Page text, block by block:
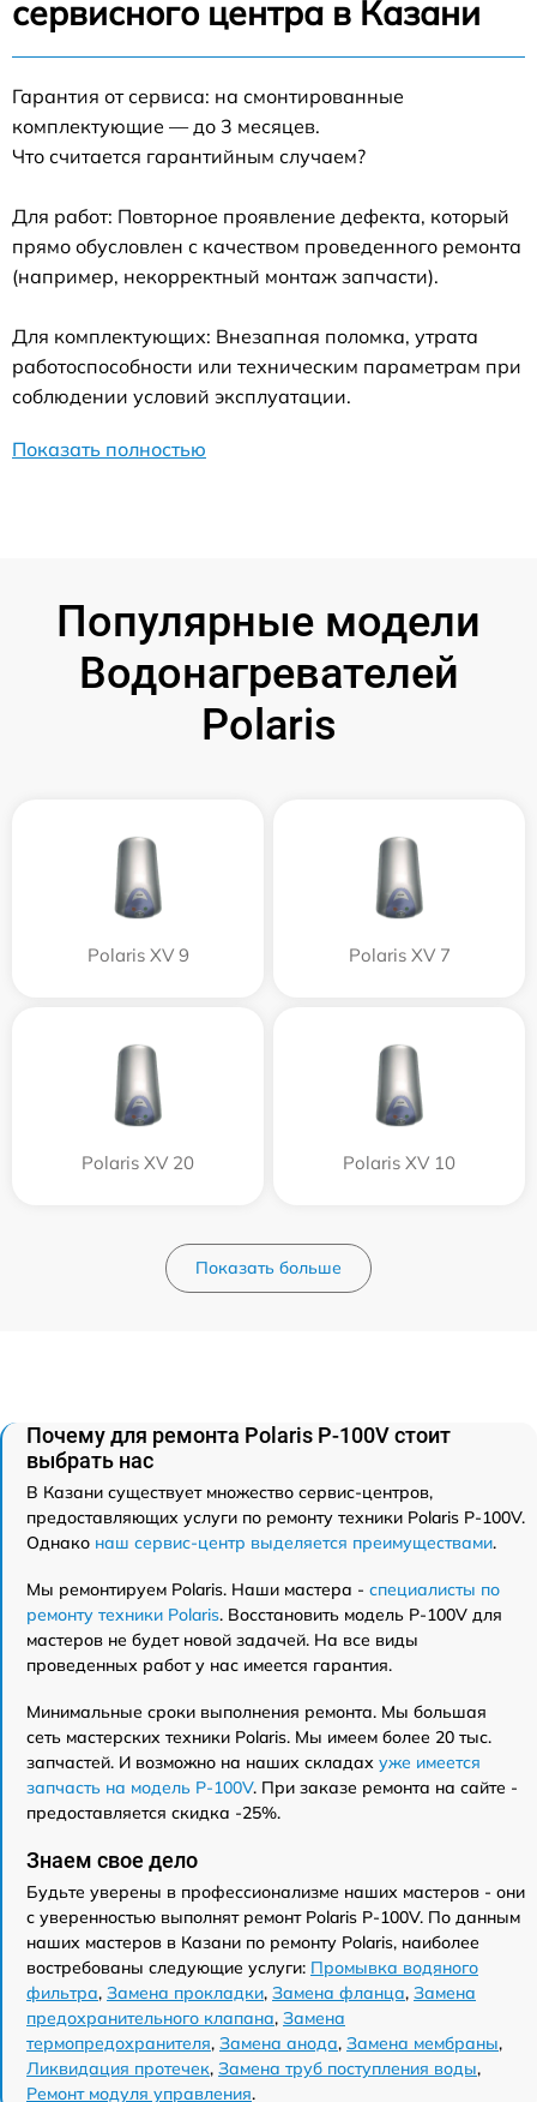
сервисного центра в Казани
Гарантия от сервиса: на смонтированные
комплектующие — до 3 месяцев.
Что считается гарантийным случаем?
Для работ: Повторное проявление дефекта, который
прямо обусловлен с качеством проведенного ремонта
(например, некорректный монтаж запчасти).
Для комплектующих: Внезапная поломка, утрата
работоспособности или техническим параметрам при
соблюдении условий эксплуатации.
Показать полностью
Популярные модели
Водонагревателей
Polaris
Polaris XV 9 Polaris XV 7
Polaris XV 20 Polaris XV 10
Показать больше
Почему для ремонта Polaris P-100V стоит
выбрать нас
В Казани существует множество сервис-центров,
предоставляющих услуги по ремонту техники Polaris P-100V.
Однако наш сервис-центр выделяется преимуществами.
Мы ремонтируем Polaris. Наши мастера - специалисты по
ремонту техники Polaris. Восстановить модель P-100V для
мастеров не будет новой задачей. На все виды
проведенных работ у нас имеется гарантия.
Минимальные сроки выполнения ремонта. Мы большая
сеть мастерских техники Polaris. Мы имеем более 20 тыс.
запчастей. И возможно на наших складах уже имеется
запчасть на модель P-100V. При заказе ремонта на сайте -
предоставляется скидка -25%.
Знаем свое дело
Будьте уверены в профессионализме наших мастеров - они
с уверенностью выполнят ремонт Polaris P-100V. По данным
наших мастеров в Казани по ремонту Polaris, наиболее
востребованы следующие услуги: Промывка водяного
фильтра, Замена прокладки, Замена фланца, Замена
предохранительного клапана, Замена
термопредохранителя, Замена анода, Замена мембраны,
Ликвидация протечек, Замена труб поступления воды,
Ремонт модуля управления.